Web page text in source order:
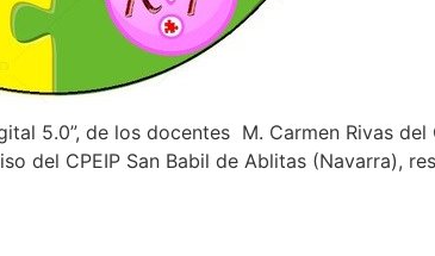
5.0”, de los docentes M. Carmen Rivas
del CPEIP San Babil de Ablitas (Navarra),